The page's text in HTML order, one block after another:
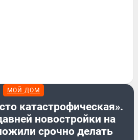
МОЙ ДОМ
катастрофическая».
новостройки на
срочно делать